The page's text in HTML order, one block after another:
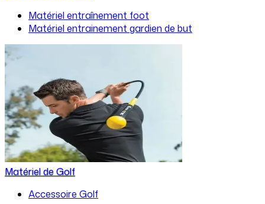
Matériel entraînement foot
Matériel entrainement gardien de but
Matériel de Golf
Accessoire Golf